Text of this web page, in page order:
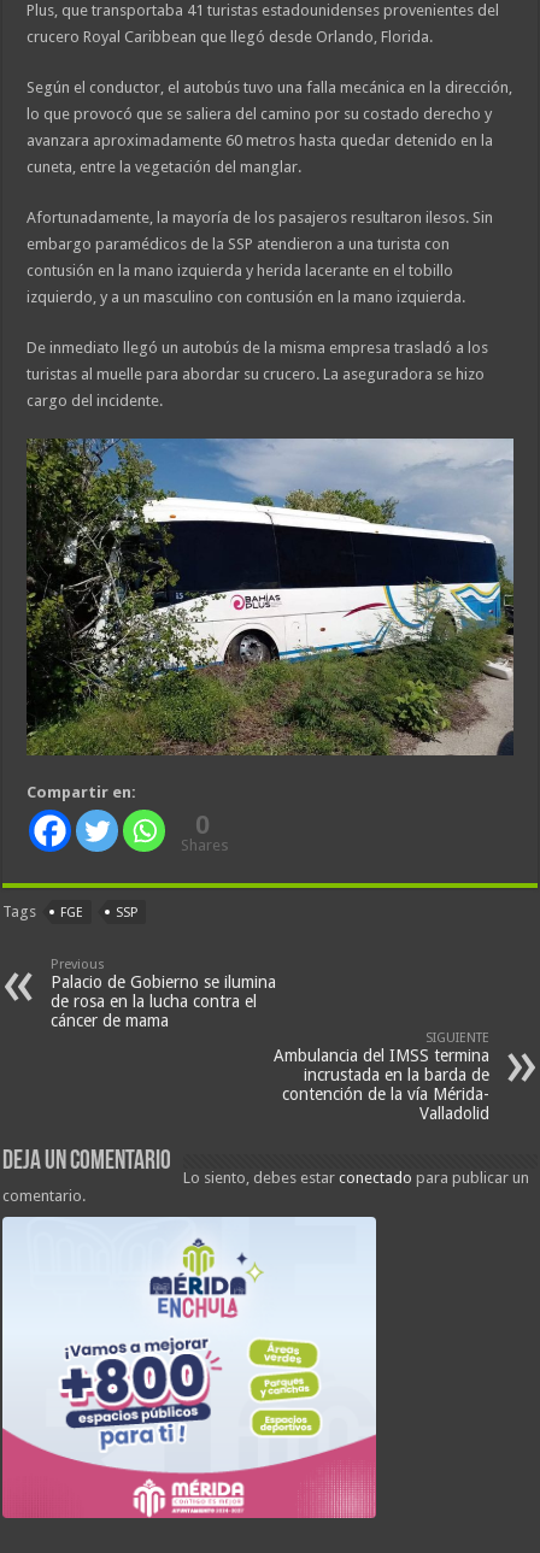
Plus, que transportaba 41 turistas estadounidenses provenientes del
crucero Royal Caribbean que llegó desde Orlando, Florida.
Según el conductor, el autobús tuvo una falla mecánica en la dirección,
lo que provocó que se saliera del camino por su costado derecho y
avanzara aproximadamente 60 metros hasta quedar detenido en la
cuneta, entre la vegetación del manglar.
Afortunadamente, la mayoría de los pasajeros resultaron ilesos. Sin
embargo paramédicos de la SSP atendieron a una turista con
contusión en la mano izquierda y herida lacerante en el tobillo
izquierdo, y a un masculino con contusión en la mano izquierda.
De inmediato llegó un autobús de la misma empresa trasladó a los
turistas al muelle para abordar su crucero. La aseguradora se hizo
cargo del incidente.
Compartir en:
0
Shares
Tags FGE SSP
Previous
Palacio de Gobierno se ilumina
de rosa en la lucha contra el
cáncer de mama
SIGUIENTE
Ambulancia del IMSS termina
incrustada en la barda de
contención de la vía Mérida-
Valladolid
Deja un comentario
Lo siento, debes estarconectado para publicar un
comentario.